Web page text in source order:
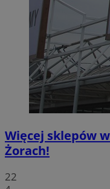
Więcej sklepów
Żorach!
22